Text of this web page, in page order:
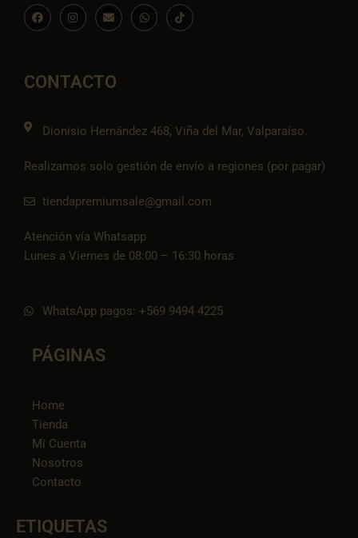
F
a
c
o
k
I
n
s
r
a
E
n
v
p
e
W
h
a
I
c
o
CONTACTO
Dionisio Hernández 468, Viña del Mar, Valparaíso.
Realizamos solo gestión de envío a regiones (por pagar)
tiendapremiumsale@gmail.com
Atención vía Whatsapp
Lunes a Viernes de 08:00 – 16:30 horas
WhatsApp pagos: +569 9494 4225
PÁGINAS
Home
Tienda
Mi Cuenta
Nosotros
Contacto
ETIQUETAS